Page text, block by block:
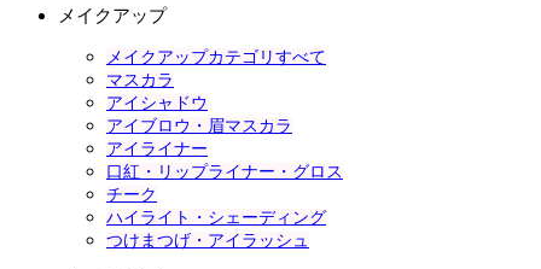
メイクアップ
メイクアップカテゴリすべて
マスカラ
アイシャドウ
アイブロウ・眉マスカラ
アイライナー
口紅・リップライナー・グロス
チーク
ハイライト・シェーディング
つけまつげ・アイラッシュ